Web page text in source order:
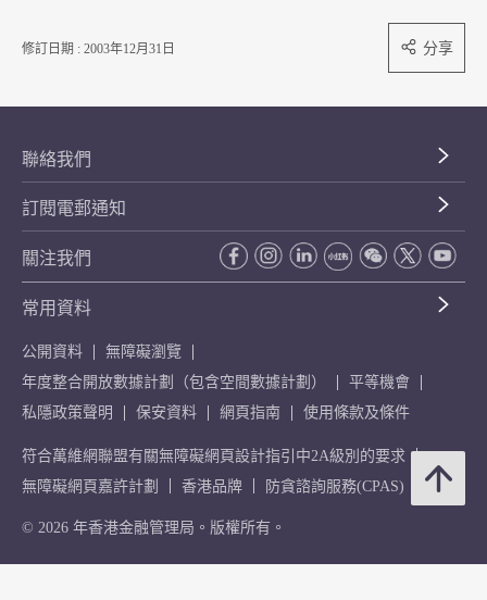
修訂日期 : 2003年12月31日 分享
聯絡我們
訂閱電郵通知
關注我們
常用資料
公開資料
無障礙瀏覽
年度整合開放數據計劃（包含空間數據計劃）
平等機會
私隱政策聲明
保安資料 網頁指南 使用條款及條件
符合萬維網聯盟有關無障礙網頁設計指引中2A級別的要求
無障礙網頁嘉許計劃
香港品牌 防貪諮詢服務(CPAS)
© 2026 年香港金融管理局。版權所有。